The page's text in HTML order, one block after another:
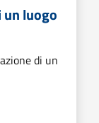
luogo
di un